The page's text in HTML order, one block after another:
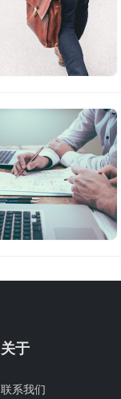
关于
联系我们